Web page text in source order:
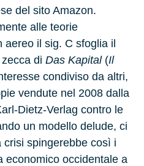
del sito Amazon.
alle teorie
aereo il sig. C sfoglia il
di Das Kapital(Il
condiviso da altri,
vendute nel 2008 dalla
Dietz-Verlag contro le
un modello delude, ci
spingerebbe così i
economico occidentale a